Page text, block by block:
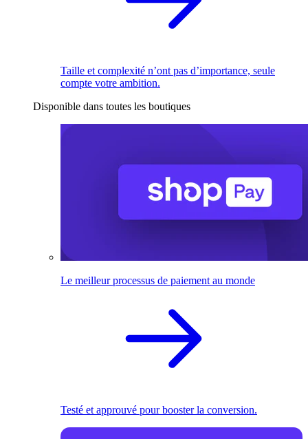
Taille et complexité n’ont pas d’importance, seule
compte votre ambition.
Disponible dans toutes les boutiques
Le meilleur processus de paiement au monde
Testé et approuvé pour booster la conversion.